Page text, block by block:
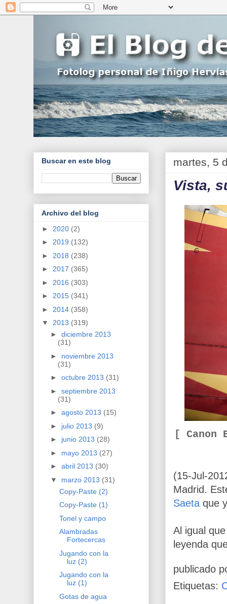
martes, 5
Vista,
[ Canon
(15-Jul-
Madrid.
Saeta que
Al igual
leyenda
publicado
Etiquetas:
Buscar en este blog
Archivo del blog
► 2020 (2)
► 2019 (132)
► 2018 (238)
► 2017 (365)
► 2016 (303)
► 2015 (341)
► 2014 (358)
▼ 2013 (319)
► diciembre 2013
(31)
► noviembre 2013
(31)
► octubre 2013 (31)
► septiembre 2013
(31)
► agosto 2013 (15)
► julio 2013 (9)
► junio 2013 (28)
► mayo 2013 (27)
► abril 2013 (30)
▼ marzo 2013 (31)
Copy-Paste (2)
Copy-Paste (1)
Tonel y campo
Alambradas
Fortecercas
Jugando con la
luz (2)
Jugando con la
luz (1)
Gotas de agua